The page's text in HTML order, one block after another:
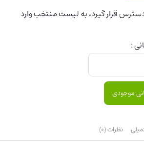
قرار گیرد، به لیست منتخب وارد
:
موجودی
نظرات (0)